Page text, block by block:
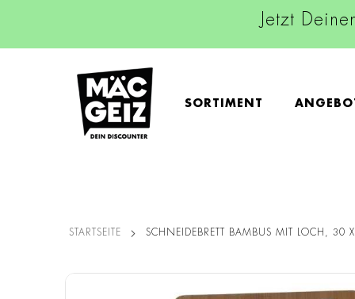
Jetzt
SORTIMENT
STARTSEITE SCHNEIDEBRETT BAMBUS MIT LOCH, 30
Zum